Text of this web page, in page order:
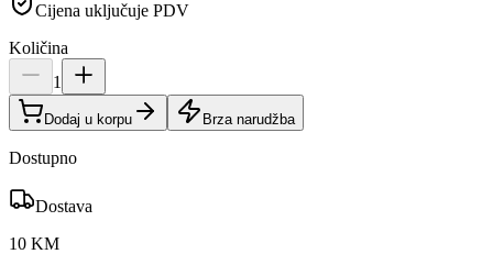
Cijena uključuje PDV
Količina
1
Dodaj u korpu Brza narudžba
Dostupno
Dostava
10 KM